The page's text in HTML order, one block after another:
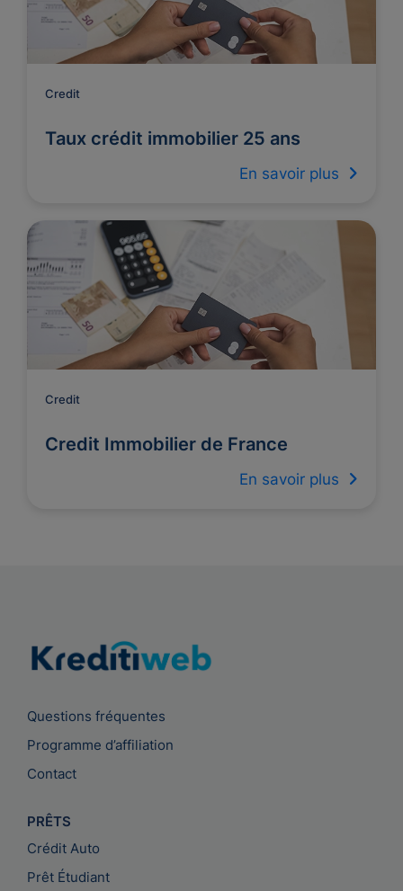
Credit
Taux crédit immobilier 25 ans
En savoir plus
Credit
Credit Immobilier de France
En savoir plus
Questions fréquentes
Programme d’affiliation
Contact
PRÊTS
Crédit Auto
Prêt Étudiant